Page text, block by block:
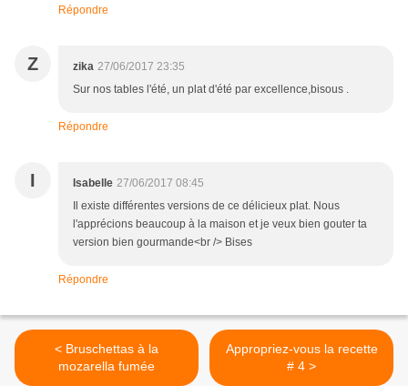
Répondre
Z zika 27/06/2017 23:35
Sur nos tables l'été, un plat d'été par excellence,bisous .
Répondre
I Isabelle 27/06/2017 08:45
Il existe différentes versions de ce délicieux plat. Nous
l'apprécions beaucoup à la maison et je veux bien gouter ta
version bien gourmande<br /> Bises
Répondre
< Bruschettas à la
mozarella fumée
Appropriez-vous la recette
# 4 >